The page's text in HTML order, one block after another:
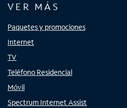
VER MÁS
Paquetes y promociones
Internet
TV
Teléfono Residencial
Móvil
Spectrum Internet Assist